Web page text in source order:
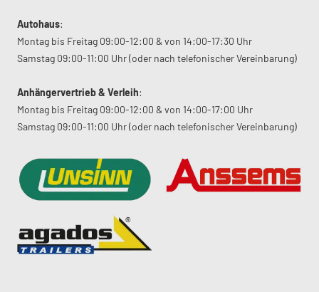
Autohaus:
Montag bis Freitag 09:00-12:00 & von 14:00-17:30 Uhr
Samstag 09:00-11:00 Uhr (oder nach telefonischer Vereinbarung)
Anhängervertrieb & Verleih:
Montag bis Freitag 09:00-12:00 & von 14:00-17:00 Uhr
Samstag 09:00-11:00 Uhr (oder nach telefonischer Vereinbarung)